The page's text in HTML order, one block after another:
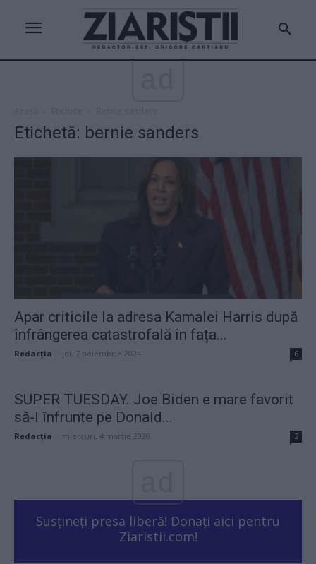
Etichetă: bernie sanders
Apar criticile la adresa Kamalei Harris după
înfrângerea catastrofală în fața...
Redacţia joi, 7 noiembrie 2024 6
SUPER TUESDAY. Joe Biden e mare favorit
să-l înfrunte pe Donald...
Redacţia miercuri, 4 martie 2020 2
Susțineți presa liberă! Donați aici pentru
Ziaristii.com!